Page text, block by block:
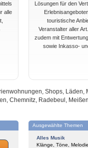
alle
Lösungen für den
touristische
Veranstalter aller
zudem mit
sowie Inkasso-
Shops, Läden,
Chemnitz, Radebeul,
Ausgewählte Themen
Alles Musik
Klänge, Töne,